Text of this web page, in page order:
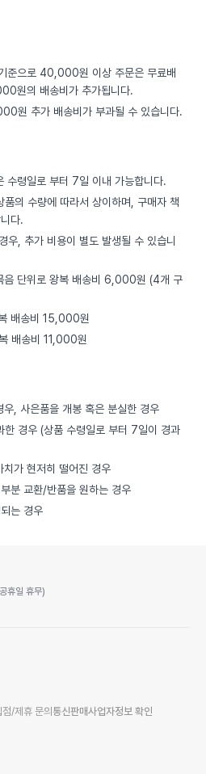
준으로 40,000원 이상 주문은 무료배
원의 배송비가 추가됩니다.
원 추가 배송비가 부과될 수 있습니다.
수령일로 부터 7일 이내 가능합니다.
의 수량에 따라서 상이하며, 구매자 책
다.
우, 추가 비용이 별도 발생될 수 있습니
음 단위로 왕복 배송비 6,000원 (4개 구
배송비 15,000원
배송비 11,000원
, 사은품을 개봉 혹은 분실한 경우
한 경우 (상품 수령일로 부터 7일이 경과
가 현저히 떨어진 경우
분 교환/반품을 원하는 경우
는 경우
휴일 휴무)
점/제휴 문의통신판매사업자정보 확인